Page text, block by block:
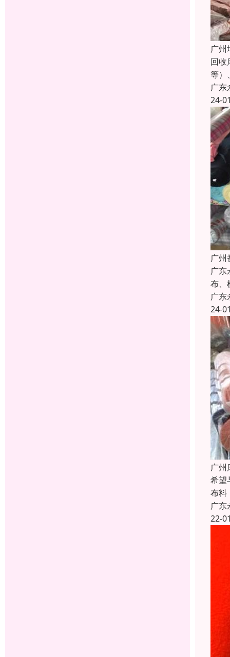
广州
回收
等）
广东
24-
广州
广东
布、
广东
24-
广州
希望
布料
广东
22-